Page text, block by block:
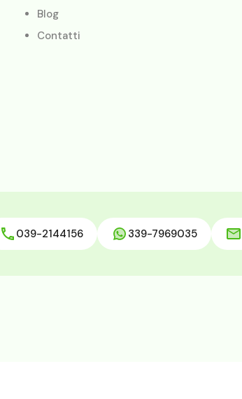
Blog
Contatti
039-2144156 339-7969035